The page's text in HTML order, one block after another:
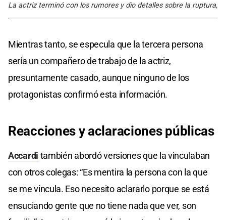
La actriz terminó con los rumores y dio detalles sobre la ruptura,
Mientras tanto, se especula que la tercera persona
sería un compañero de trabajo de la actriz,
presuntamente casado, aunque ninguno de los
protagonistas confirmó esta información.
Reacciones y aclaraciones públicas
Accardi también abordó versiones que la vinculaban
con otros colegas: “Es mentira la persona con la que
se me vincula. Eso necesito aclararlo porque se está
ensuciando gente que no tiene nada que ver, son